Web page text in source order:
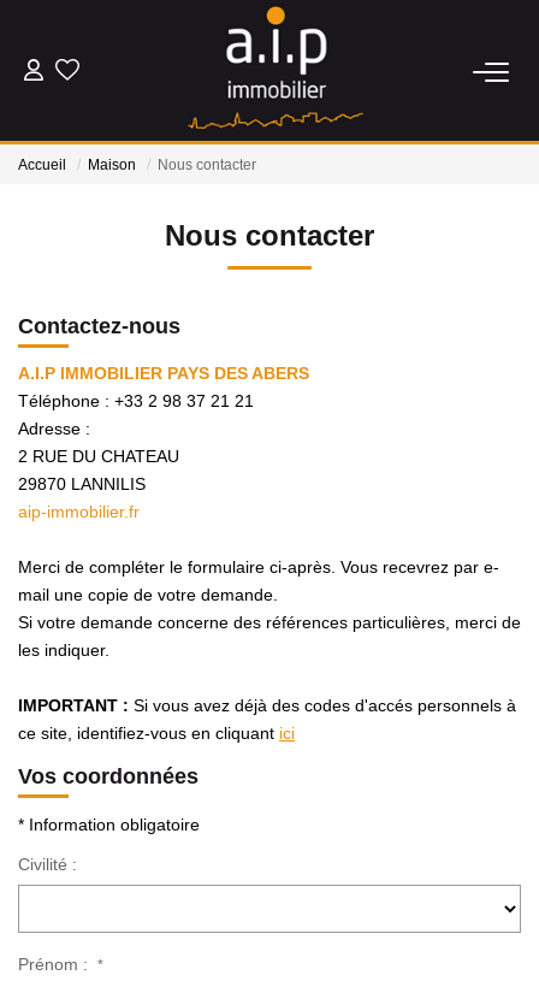
ACHETER
ESTIMER
NOS AGENCES
CONTACT
Accueil Maison Nous contacter
Nous contacter
Contactez-nous
A.I.P IMMOBILIER PAYS DES ABERS
Téléphone : +33 2 98 37 21 21
Adresse :
2 RUE DU CHATEAU
29870 LANNILIS
aip-immobilier.fr
Merci de compléter le formulaire ci-après. Vous recevrez par e-
mail une copie de votre demande.
Si votre demande concerne des références particulières, merci de
les indiquer.
IMPORTANT : Si vous avez déjà des codes d'accés personnels à
ce site, identifiez-vous en cliquant ici
Vos coordonnées
* Information obligatoire
Civilité :
Prénom : *